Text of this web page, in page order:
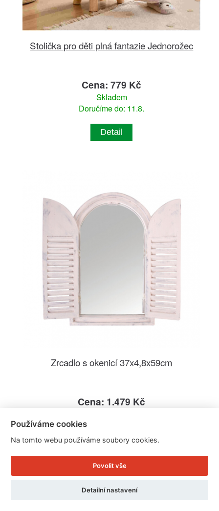
Stolička pro děti plná fantazie Jednorožec
Cena: 779 Kč
Skladem
Doručíme do: 11.8.
Detail
Zrcadlo s okenicí 37x4,8x59cm
Cena: 1.479 Kč
Doručíme do: 11.8.
Používáme cookies
Na tomto webu používáme soubory cookies.
Povolit vše
Detailní nastavení